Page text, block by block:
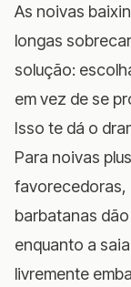
As noivas
longas
solução:
em vez de se
Isso te dá o
Para noivas
favorecedoras,
barbatanas
enquanto a
livremente